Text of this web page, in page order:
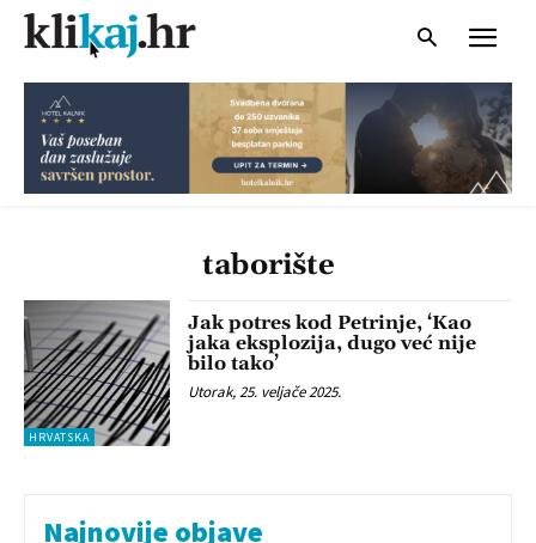
taborište
HRVATSKA
Jak potres kod Petrinje, ‘Kao
jaka eksplozija, dugo već nije
bilo tako’
Utorak, 25. veljače 2025.
Najnovije objave